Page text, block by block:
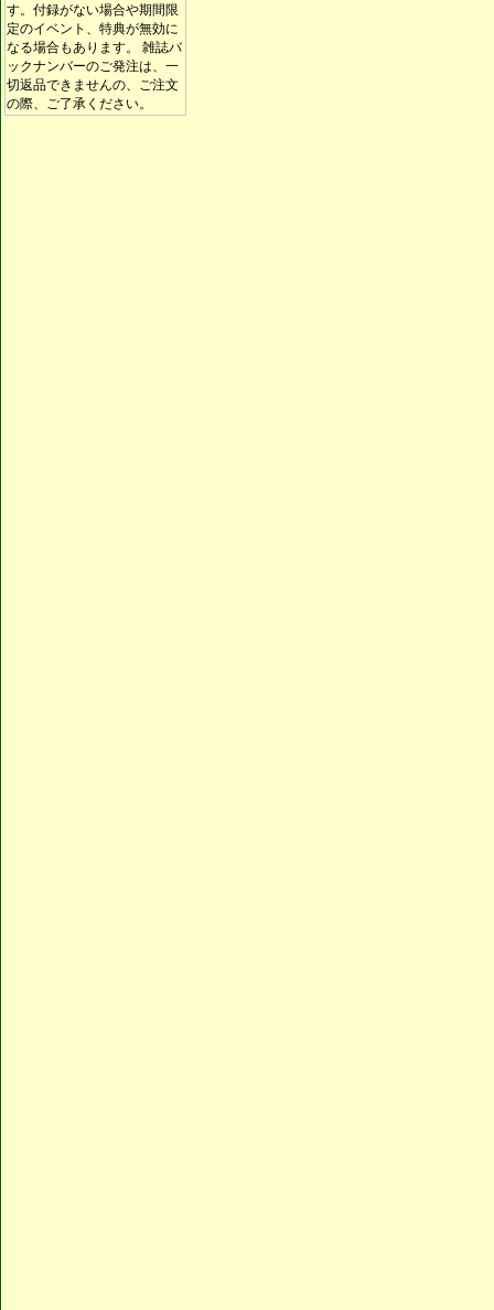
す。付録がない場合や期間限
定のイベント、特典が無効に
なる場合もあります。 雑誌バ
ックナンバーのご発注は、一
切返品できませんの、ご注文
の際、ご了承ください。